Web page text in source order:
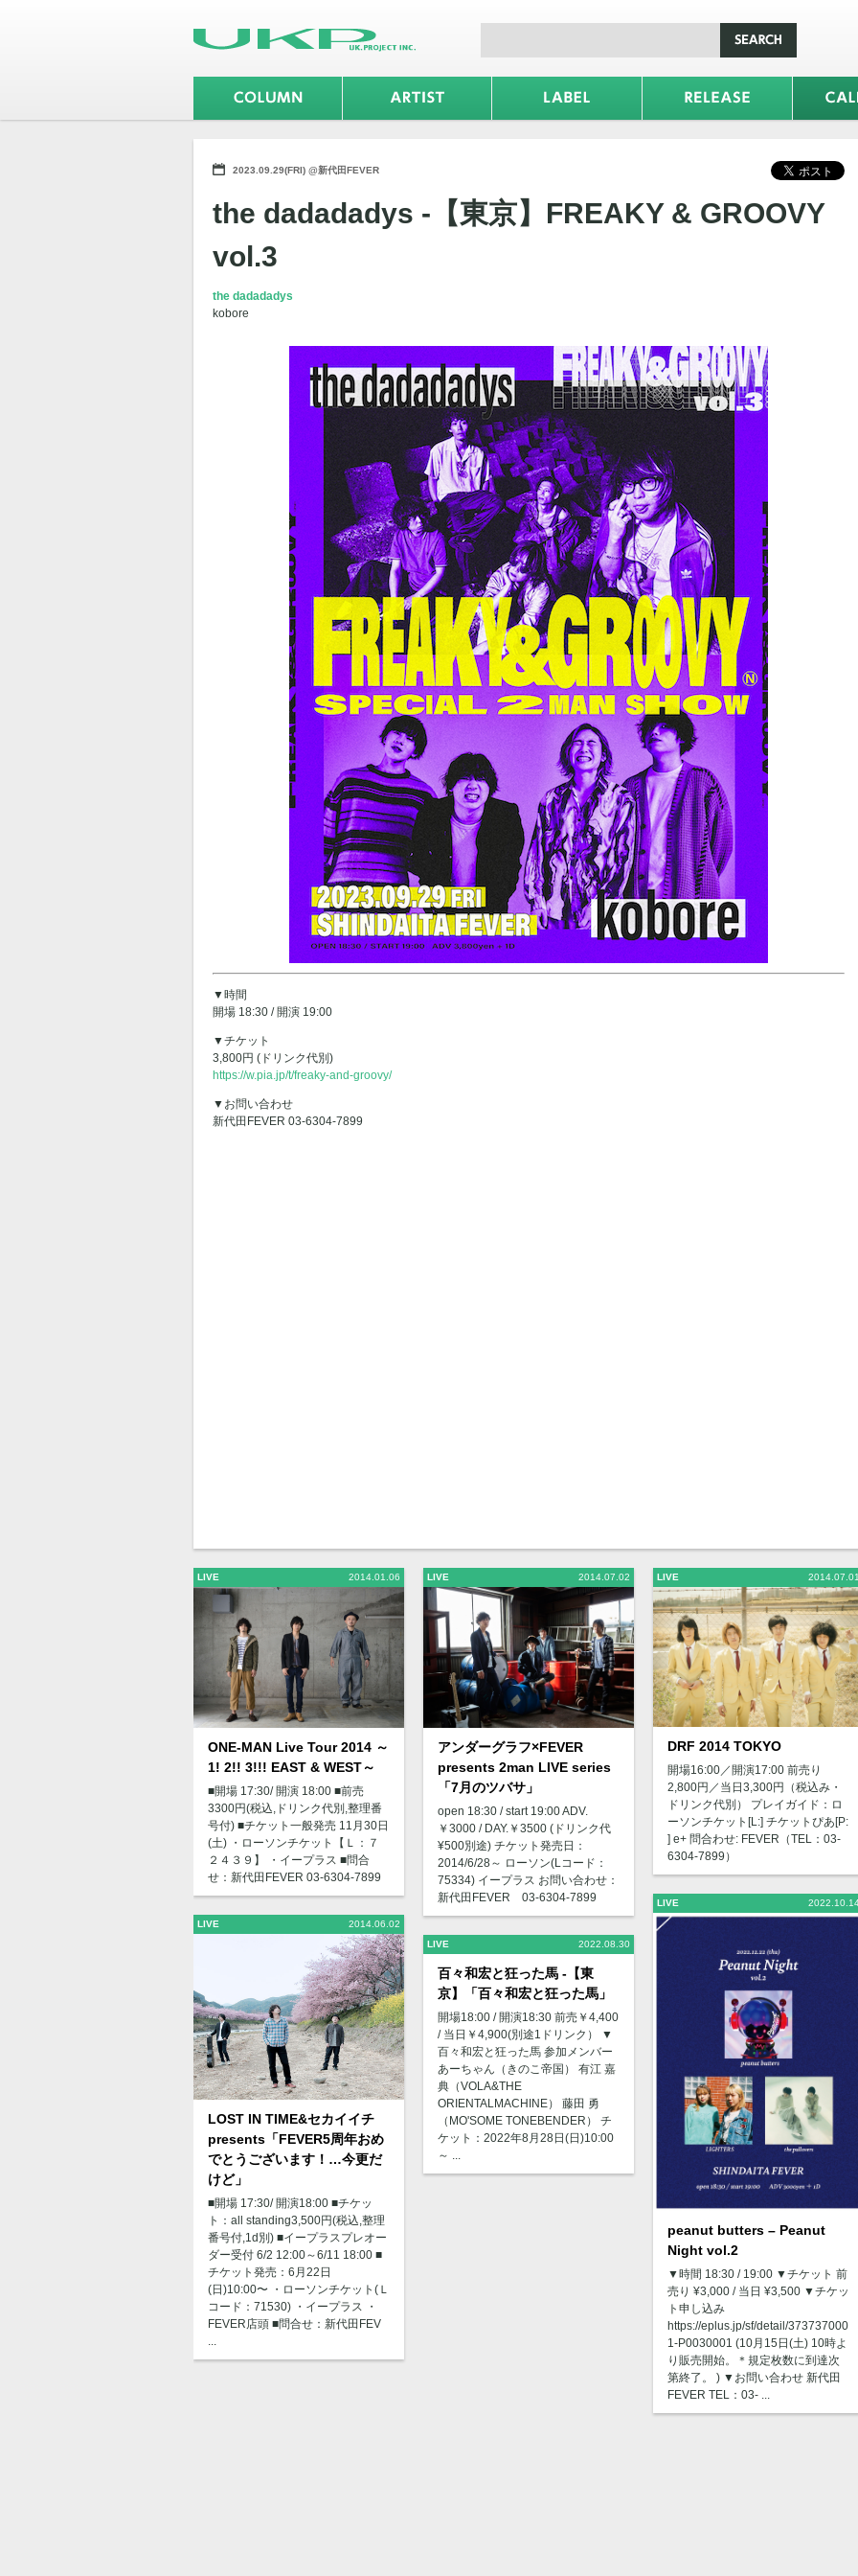
2023.09.29(FRI) @新代田FEVER
the dadadadys -【東京】FREAKY & GROOVY
vol.3
the dadadadys
kobore
▼時間
開場 18:30 / 開演 19:00
▼チケット
3,800円 (ドリンク代別)
https://w.pia.jp/t/freaky-and-groovy/
▼お問い合わせ
新代田FEVER 03-6304-7899
LIVE 2014.01.06
ONE-MAN Live Tour 2014 ～
1! 2!! 3!!! EAST & WEST～
■開場 17:30/ 開演 18:00 ■前売
3300円(税込,ドリンク代別,整理番
号付) ■チケット一般発売 11月30日
(土) ・ローソンチケット【Ｌ：７
２４３９】 ・イープラス ■問合
せ：新代田FEVER 03-6304-7899
LIVE 2014.06.02
LOST IN TIME&セカイイチ
presents「FEVER5周年おめ
でとうございます！…今更だ
けど」
■開場 17:30/ 開演18:00 ■チケッ
ト：all standing3,500円(税込,整理
番号付,1d別) ■イープラスプレオー
ダー受付 6/2 12:00～6/11 18:00 ■
チケット発売：6月22日
(日)10:00〜 ・ローソンチケット(Ｌ
コード：71530) ・イープラス ・
FEVER店頭 ■問合せ：新代田FEV
...
LIVE 2014.07.02
アンダーグラフ×FEVER
presents 2man LIVE series
「7月のツバサ」
open 18:30 / start 19:00 ADV.
￥3000 / DAY.￥3500 (ドリンク代
¥500別途) チケット発売日：
2014/6/28～ ローソン(Lコード：
75334) イープラス お問い合わせ：
新代田FEVER 03-6304-7899
LIVE 2022.08.30
百々和宏と狂った馬 -【東
京】「百々和宏と狂った馬」
開場18:00 / 開演18:30 前売￥4,400
/ 当日￥4,900(別途1ドリンク） ▼
百々和宏と狂った馬 参加メンバー
あーちゃん（きのこ帝国） 有江 嘉
典（VOLA&THE
ORIENTALMACHINE） 藤田 勇
（MO'SOME TONEBENDER） チ
ケット：2022年8月28日(日)10:00
～ ...
LIVE
DRF 2014 TOKYO
開場16:00／開演17:00 前売り
2,800円／当日3,300円（税込み・
ドリンク代別） プレイガイド：ロ
ーソンチケット[L:] チケットぴあ[P:
] e+ 問合わせ: FEVER（TEL：03-
6304-7899）
LIVE
peanut butters – Peanut
Night vol.2
▼時間 18:30 / 19:00 ▼チケット 前
売り ¥3,000 / 当日 ¥3,500 ▼チケッ
ト申し込み
https://eplus.jp/sf/detail/373737000
1-P0030001 (10月15日(土) 10時よ
り販売開始。＊規定枚数に到達次
第終了。 ) ▼お問い合わせ 新代田
FEVER TEL：03- ...